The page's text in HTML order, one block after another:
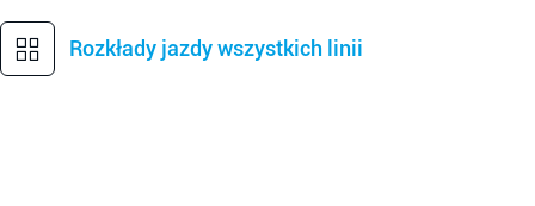
Rozkłady jazdy wszystkich linii